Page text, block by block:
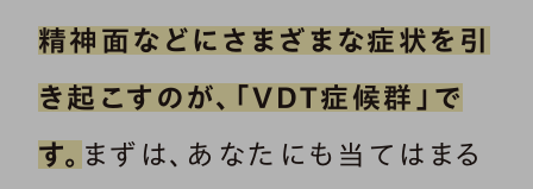
精神面などにさまざまな症状を引
き起こすのが、「VDT症候群」で
す。 まずは、あなたにも当てはまる